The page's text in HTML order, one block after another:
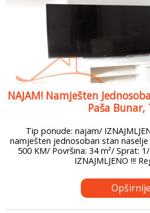
NAJAM! Namješten
Paša Bunar,
Tip ponude: najam/
namješten jednosoban stan naselje
500 KM/ Površina: 34 m²/ Sprat:
IZNAJMLJENO !!!
Opširnije